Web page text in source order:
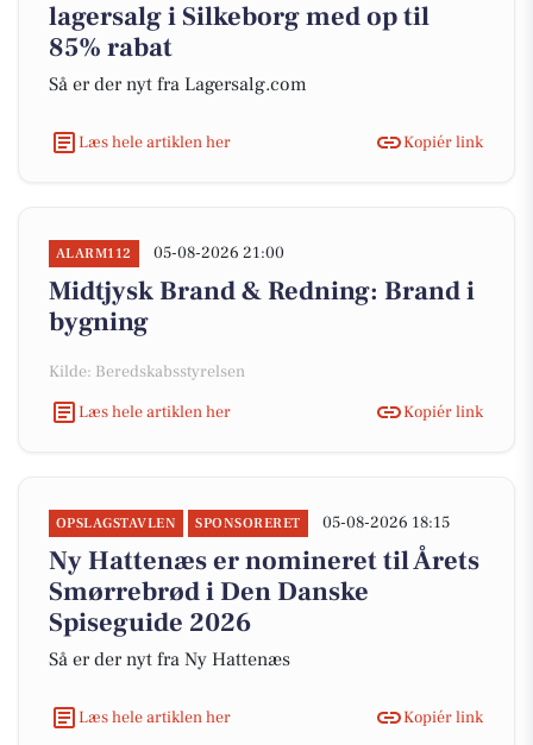
lagersalg i Silkeborg med op til
85% rabat
Så er der nyt fra Lagersalg.com
Læs hele artiklen her Kopiér link
ALARM112 05-08-2026 21:00
Midtjysk Brand & Redning: Brand i
bygning
Kilde: Beredskabsstyrelsen
Læs hele artiklen her
Kopiér link
OPSLAGSTAVLEN SPONSORERET 05-08-2026 18:15
Ny Hattenæs er nomineret til Årets
Smørrebrød i Den Danske
Spiseguide 2026
Så er der nyt fra Ny Hattenæs
Læs hele artiklen her Kopiér link